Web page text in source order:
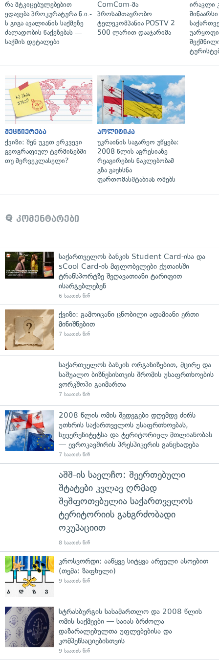
რა მტკიცებულებებით
ედავება პროკურატურა ნ.ი.-
ს გიგა ავალიანის საქმეზე
ძალადობის წაქეზებას —
საქმის დეტალები
ComCom-მა
პროსამთავრობო
ტელეკომპანია POSTV 2
500 ლარით დააჯარიმა
ირაკლი
მეცნიერება
ქვიზი: შენ უკეთ ერკვევი
გეოგრაფიულ ტერმინებში
თუ მერვეკლასელი?
პოლიტიკა
უკრაინის საგარეო უწყება:
2008 წლის აგრესიაზე
რეაგირების ნაკლებობამ
გზა გაუხსნა
ფართომასშტაბიან ომებს
კომენტარები
საქართველოს ბანკის Student Card-ისა და
sCool Card-ის მფლობელები ქუთაისში
ტრანსპორტზე შეღავათიანი ტარიფით
ისარგებლებენ
6 საათის წინ
ქვიზი: გამოიცანი ცნობილი ადამიანი ერთი
მინიშნებით
7 საათის წინ
საქართველოს ბანკის ორგანიზებით, მცირე და
საშუალო ბიზნესისთვის შრომის უსაფრთხოების
ვორკშოპი გაიმართა
7 საათის წინ
2008 წლის ომის შედეგები დღემდე ძირს
უთხრის საქართველოს უსაფრთხოებას,
სუვერენიტეტსა და ტერიტორიულ მთლიანობას
— ევროკავშირის პრესპიკერის განცხადება
7 საათის წინ
აშშ-ის საელჩო: შეერთებული
შტატები კვლავ ღრმად
შეშფოთებულია საქართველოს
ტერიტორიის განგრძობადი
ოკუპაციით
8 საათის წინ
კროსვორდი: ააწყვე სიტყვა არეული ასოებით
(თემა: ზაფხული)
9 საათის წინ
სტრასბურგის სასამართლო და 2008 წლის
ომის საქმეები — საიას ბრძოლა
დაზარალებულთა უფლებებისა და
კომპენსაციებისთვის
9 საათის წინ